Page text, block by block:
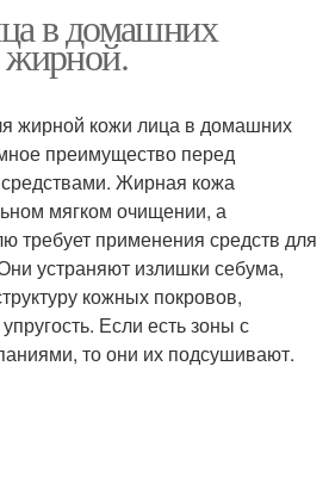
и Маски для лица
Домашние маски
Маска из соды
в домашних
жирной.
жирной кожи лица в домашних
преимущество перед
Жирная кожа
мягком очищении, а
требует применения средств для
устраняют излишки себума,
кожных покровов,
Если есть зоны с
то они их подсушивают.